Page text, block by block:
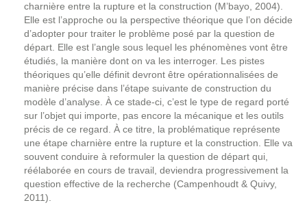
charnière entre la rupture et la construction (M’bayo, 2004).
Elle est l’approche ou la perspective théorique que l’on décide
d’adopter pour traiter le problème posé par la question de
départ. Elle est l’angle sous lequel les phénomènes vont être
étudiés, la manière dont on va les interroger. Les pistes
théoriques qu’elle définit devront être opérationnalisées de
manière précise dans l’étape suivante de construction du
modèle d’analyse. À ce stade-ci, c’est le type de regard porté
sur l’objet qui importe, pas encore la mécanique et les outils
précis de ce regard. À ce titre, la problématique représente
une étape charnière entre la rupture et la construction. Elle va
souvent conduire à reformuler la question de départ qui,
réélaborée en cours de travail, deviendra progressivement la
question effective de la recherche (Campenhoudt & Quivy,
2011).